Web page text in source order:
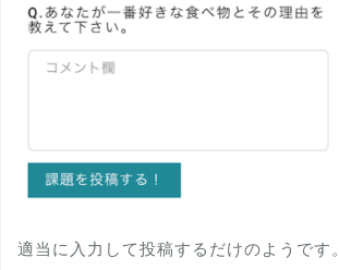
適当に入力して投稿するだけのようです。